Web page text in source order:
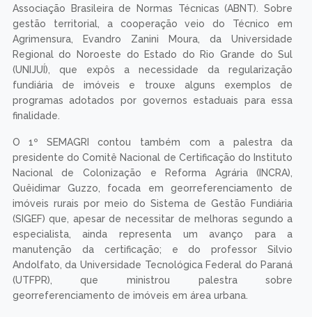
Associação Brasileira de Normas Técnicas (ABNT). Sobre
gestão territorial, a cooperação veio do Técnico em
Agrimensura, Evandro Zanini Moura, da Universidade
Regional do Noroeste do Estado do Rio Grande do Sul
(UNIJUÍ), que expôs a necessidade da regularização
fundiária de imóveis e trouxe alguns exemplos de
programas adotados por governos estaduais para essa
finalidade.
O 1º SEMAGRI contou também com a palestra da
presidente do Comitê Nacional de Certificação do Instituto
Nacional de Colonização e Reforma Agrária (INCRA),
Quêidimar Guzzo, focada em georreferenciamento de
imóveis rurais por meio do Sistema de Gestão Fundiária
(SIGEF) que, apesar de necessitar de melhoras segundo a
especialista, ainda representa um avanço para a
manutenção da certificação; e do professor Silvio
Andolfato, da Universidade Tecnológica Federal do Paraná
(UTFPR), que ministrou palestra sobre
georreferenciamento de imóveis em área urbana.